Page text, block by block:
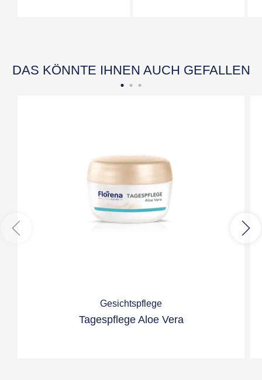
DAS KÖNNTE IHNEN AUCH GEFALLEN
Gesichtspflege
Tagespflege Aloe Vera